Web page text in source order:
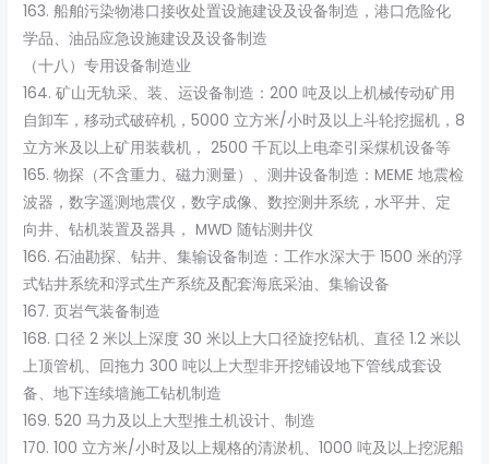
163. 船舶污染物港口接收处置设施建设及设备制造，港口危险化
学品、油品应急设施建设及设备制造
（十八）专用设备制造业
164. 矿山无轨采、装、运设备制造：200 吨及以上机械传动矿用
自卸车，移动式破碎机，5000 立方米/小时及以上斗轮挖掘机，8
立方米及以上矿用装载机， 2500 千瓦以上电牵引采煤机设备等
165. 物探（不含重力、磁力测量）、测井设备制造：MEME 地震检
波器，数字遥测地震仪，数字成像、数控测井系统，水平井、定
向井、钻机装置及器具， MWD 随钻测井仪
166. 石油勘探、钻井、集输设备制造：工作水深大于 1500 米的浮
式钻井系统和浮式生产系统及配套海底采油、集输设备
167. 页岩气装备制造
168. 口径 2 米以上深度 30 米以上大口径旋挖钻机、直径 1.2 米以
上顶管机、回拖力 300 吨以上大型非开挖铺设地下管线成套设
备、地下连续墙施工钻机制造
169. 520 马力及以上大型推土机设计、制造
170. 100 立方米/小时及以上规格的清淤机、1000 吨及以上挖泥船